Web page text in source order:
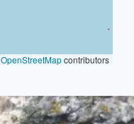
OpenStreetMapcontributors